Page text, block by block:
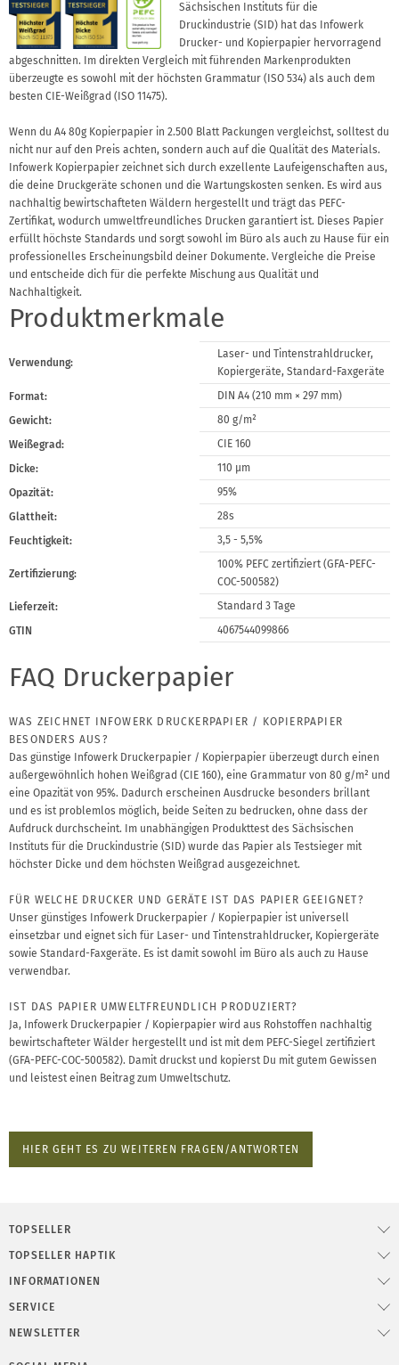
Sächsischen Instituts für die
Druckindustrie (SID) hat das Infowerk
Drucker- und Kopierpapier hervorragend
abgeschnitten. Im direkten Vergleich mit führenden Markenprodukten
überzeugte es sowohl mit der höchsten Grammatur (ISO 534) als auch dem
besten CIE-Weißgrad (ISO 11475).
Wenn du A4 80g Kopierpapier in 2.500 Blatt Packungen vergleichst, solltest du
nicht nur auf den Preis achten, sondern auch auf die Qualität des Materials.
Infowerk Kopierpapier zeichnet sich durch exzellente Laufeigenschaften aus,
die deine Druckgeräte schonen und die Wartungskosten senken. Es wird aus
nachhaltig bewirtschafteten Wäldern hergestellt und trägt das PEFC-
Zertifikat, wodurch umweltfreundliches Drucken garantiert ist. Dieses Papier
erfüllt höchste Standards und sorgt sowohl im Büro als auch zu Hause für ein
professionelles Erscheinungsbild deiner Dokumente. Vergleiche die Preise
und entscheide dich für die perfekte Mischung aus Qualität und
Nachhaltigkeit.
Produktmerkmale
Verwendung:
Laser- und Tintenstrahldrucker,
Kopiergeräte, Standard-Faxgeräte
Format:
DIN A4 (210 mm × 297 mm)
Gewicht:
80 g/m²
Weißegrad:
CIE 160
Dicke:
110 μm
Opazität:
95%
Glattheit:
28s
Feuchtigkeit:
3,5 - 5,5%
Zertifizierung:
100% PEFC zertifiziert (GFA-PEFC-
COC-500582)
Lieferzeit:
Standard 3 Tage
GTIN
4067544099866
FAQ Druckerpapier
WAS ZEICHNET INFOWERK DRUCKERPAPIER / KOPIERPAPIER
BESONDERS AUS?
Das günstige Infowerk Druckerpapier / Kopierpapier überzeugt durch einen
außergewöhnlich hohen Weißgrad (CIE 160), eine Grammatur von 80 g/m² und
eine Opazität von 95%. Dadurch erscheinen Ausdrucke besonders brillant
und es ist problemlos möglich, beide Seiten zu bedrucken, ohne dass der
Aufdruck durchscheint. Im unabhängigen Produkttest des Sächsischen
Instituts für die Druckindustrie (SID) wurde das Papier als Testsieger mit
höchster Dicke und dem höchsten Weißgrad ausgezeichnet.
FÜR WELCHE DRUCKER UND GERÄTE IST DAS PAPIER GEEIGNET?
Unser günstiges Infowerk Druckerpapier / Kopierpapier ist universell
einsetzbar und eignet sich für Laser- und Tintenstrahldrucker, Kopiergeräte
sowie Standard-Faxgeräte. Es ist damit sowohl im Büro als auch zu Hause
verwendbar.
IST DAS PAPIER UMWELTFREUNDLICH PRODUZIERT?
Ja, Infowerk Druckerpapier / Kopierpapier wird aus Rohstoffen nachhaltig
bewirtschafteter Wälder hergestellt und ist mit dem PEFC-Siegel zertifiziert
(GFA-PEFC-COC-500582). Damit druckst und kopierst Du mit gutem Gewissen
und leistest einen Beitrag zum Umweltschutz.
HIER GEHT ES ZU WEITEREN FRAGEN/ANTWORTEN
TOPSELLER
TOPSELLER HAPTIK
INFORMATIONEN
SERVICE
NEWSLETTER